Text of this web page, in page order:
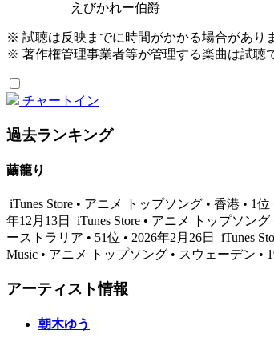
えびかれー伯爵
※ 試聴は反映までに時間がかかる場合があり
※ 著作権管理事業者等が管理する楽曲は試聴
チャートイン
過去ランキング
繭籠り
iTunes Store • アニメ トップソング • 香港 • 1位
年12月13日
iTunes Store • アニメ トップソング
ーストラリア • 51位 • 2026年2月26日
iTunes
Music • アニメ トップソング • スウェーデン •
アーティスト情報
朝木ゆう